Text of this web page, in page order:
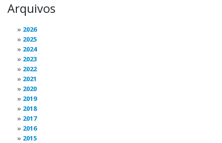
Arquivos
2026
2025
2024
2023
2022
2021
2020
2019
2018
2017
2016
2015